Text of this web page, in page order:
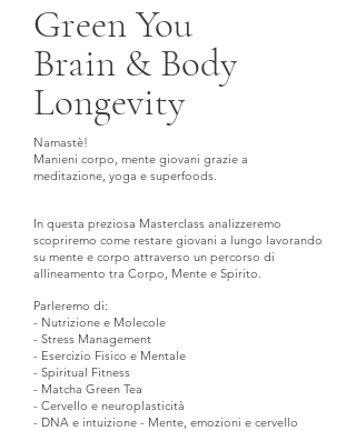
Green You
Brain & Body
Longevity
Namastè!
Manieni corpo, mente giovani grazie a
meditazione, yoga e superfoods.
In questa preziosa Masterclass analizzeremo
scopriremo come restare giovani a lungo lavorando
su mente e corpo attraverso un percorso di
allineamento tra Corpo, Mente e Spirito.
Parleremo di:
- Nutrizione e Molecole
- Stress Management
- Esercizio Fisico e Mentale
- Spiritual Fitness
- Matcha Green Tea
- Cervello e neuroplasticità
- DNA e intuizione - Mente, emozioni e cervello